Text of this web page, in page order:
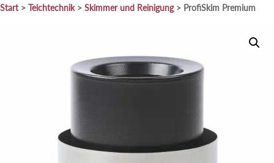
Start> Teichtechnik> Skimmer und Reinigung> ProfiSkim Premium